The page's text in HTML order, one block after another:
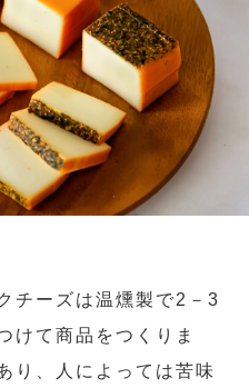
チーズは温燻製で2－3
けて商品をつくりま
り、人によっては苦味